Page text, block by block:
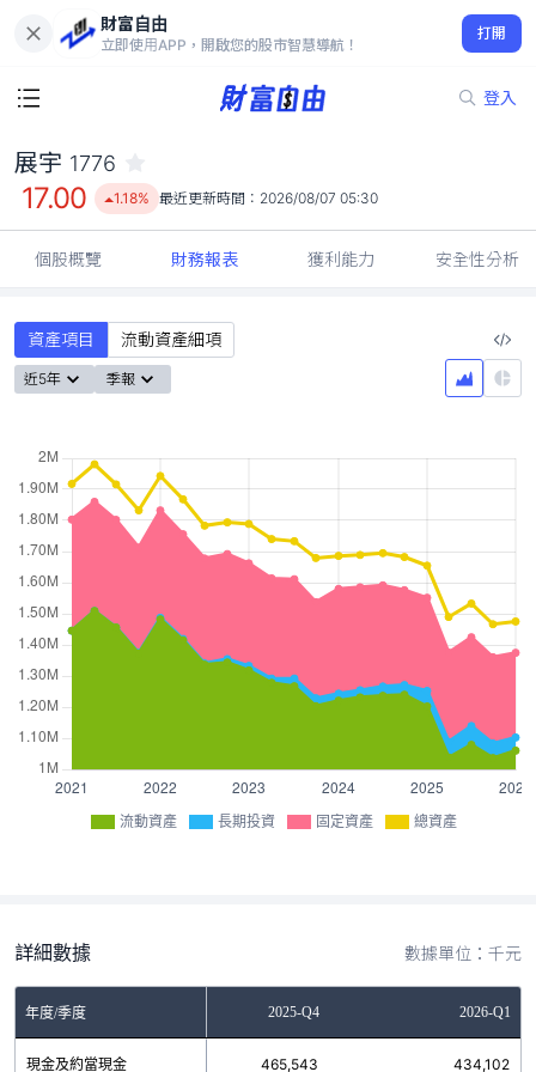
財富自由
立即使用APP，開啟您的股市智慧導航！
打開
登入
17.00
1.18%
展宇 1776
17.00 1.18% 最近更新時間： 2026/08/07 05:30
個股概覽 財務報表 獲利能力 安全性分析
資產項目 流動資產細項
近5年 季報
流動資產 長期投資 固定資產 總資產
詳細數據 數據單位：千元
年度/季度2025-Q3 2025-Q4 2026-Q1
現金及約當現金
533,932 465,543 434,102